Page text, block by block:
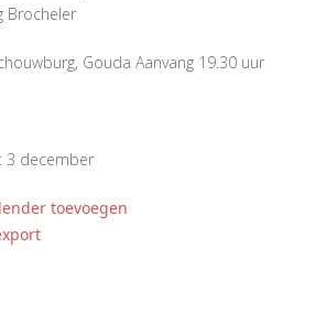
Brocheler
Gouda Aanvang 19.30 uur
3 december
toevoegen